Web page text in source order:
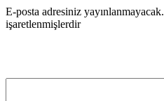
E-posta adresiniz yayınlanmayacak.
işaretlenmişlerdir